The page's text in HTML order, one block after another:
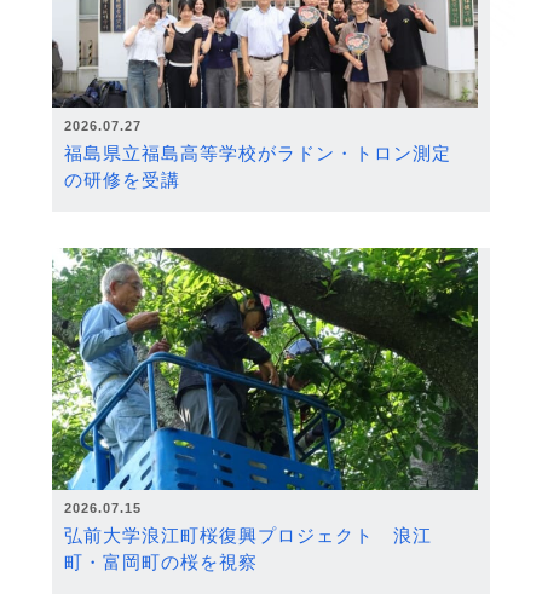
2026.07.27
福島県立福島高等学校がラドン・トロン測定
の研修を受講
2026.07.15
弘前大学浪江町桜復興プロジェクト 浪江
町・富岡町の桜を視察